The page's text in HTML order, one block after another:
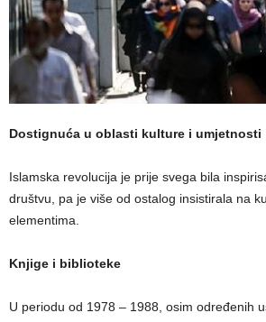
Dostignuća u oblasti kulture i umjetnosti
Islamska revolucija je prije svega bila
društvu, pa je više od ostalog insistirala na
elementima.
Knjige i biblioteke
U periodu od 1978 – 1988, osim određenih